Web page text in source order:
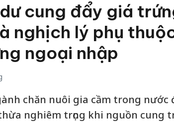
cung đẩy giá
nghịch lý phụ
ngoại nhập
chăn nuôi gia cầm trong nước
nghiêm trọng khi nguồn cung